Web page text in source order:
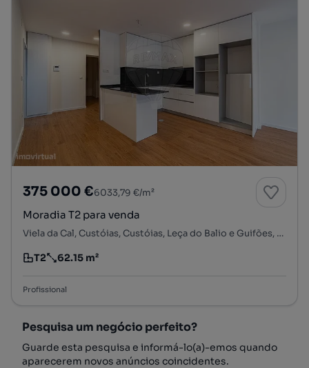
375 000 €6033,79 €/m²
Moradia T2 para venda
Viela da Cal, Custóias, Custóias, Leça do Balio e Guifões, Matosinhos, Porto
Tipologia
T2
Preço por metro quadrado
62.15 m²
Profissional
Pesquisa um negócio perfeito?
Guarde esta pesquisa e informá-lo(a)-emos quando
aparecerem novos anúncios coincidentes.